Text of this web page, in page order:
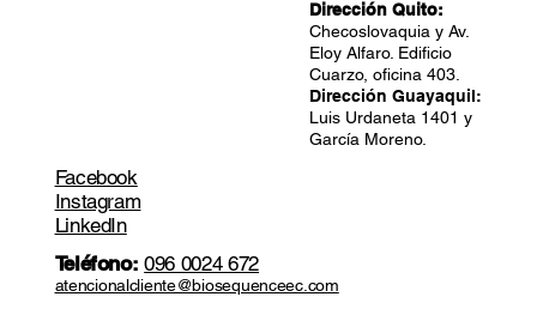
Dirección Quito:
Checoslovaquia y Av.
Eloy Alfaro. Edificio
Cuarzo, oficina 403.
Dirección Guayaquil:
Luis Urdaneta 1401 y
García Moreno.
Teléfono:096 0024 672
atencionalcliente@biosequenceec.com
Facebook
Instagram
LinkedIn